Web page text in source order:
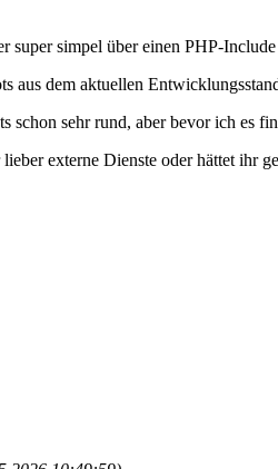
super simpel über einen PHP-
aus dem aktuellen
schon sehr rund, aber bevor ich es
externe Dienste oder hättet ihr